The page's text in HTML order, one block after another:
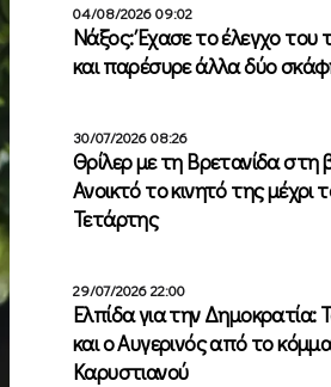
04/08/2026 09:02
Νάξος: Έχασε το έλεγχο του
και παρέσυρε άλλα δύο
30/07/2026 08:26
Θρίλερ με τη Βρετανίδα στη
Ανοικτό το κινητό της μέχρι
Τετάρτης
29/07/2026 22:00
Ελπίδα για την Δημοκρατία:
και ο Αυγερινός από το
Καρυστιανού